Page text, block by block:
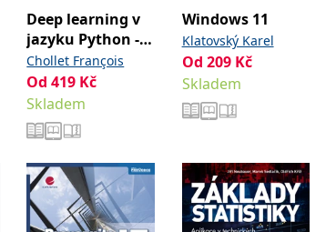
Deep learning v
jazyku Python -
2., rozšířené
vydání
Chollet François
Od419 Kč
Skladem
Windows 11
Klatovský Karel
Od 209 Kč
Skladem